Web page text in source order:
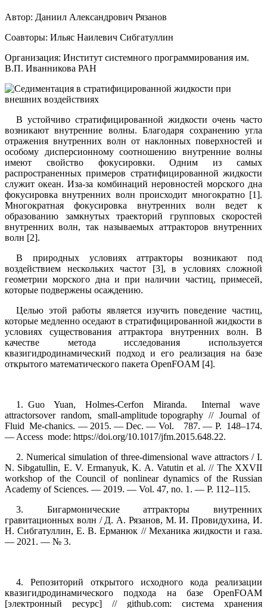
Автор: Даниил Александрович Рязанов
Соавторы: Ильяс Наилевич Сибгатуллин
Организация: Институт системного программирования им.
В.П. Иванникова РАН
В устойчиво стратифицированной жидкости очень часто
возникают внутренние волны. Благодаря сохранению угла
отражения внутренних волн от наклонных поверхностей и
особому дисперсионному соотношению внутренние волны
имеют свойство фокусировки. Одним из самых
распространенных примеров стратифицированной жидкости
служит океан. Иза-за комбинаций неровностей морского дна
фокусировка внутренних волн происходит многократно [1].
Многократная фокусировка внутренних волн ведет к
образованию замкнутых траекторий групповых скоростей
внутренних волн, так называемых аттракторов внутренних
волн [2].
В природных условиях аттракторы возникают под
воздействием нескольких частот [3], в условиях сложной
геометрии морского дна и при наличии частиц, примесей,
которые подвержены осаждению.
Целью этой работы является изучить поведение частиц,
которые медленно оседают в стратифицированной жидкости в
условиях существования аттрактора внутренних волн. В
качестве метода исследования используется
квазигидродинамический подход и его реализация на базе
открытого математического пакета OpenFOAM [4].
1. Guo Yuan, Holmes-Cerfon Miranda. Internal wave
attractorsover random, small-amplitude topography // Journal of
Fluid Me-chanics. –– 2015. –– Dec. –– Vol. 787. –– P. 148–174.
–– Access mode: https://doi.org/10.1017/jfm.2015.648.22.
2. Numerical simulation of three-dimensional wave attractors / I.
N. Sibgatullin, E. V. Ermanyuk, K. A. Vatutin et al. // The XXVII
workshop of the Council of nonlinear dynamics of the Russian
Academy of Sciences. — 2019. — Vol. 47, no. 1. — P. 112–115.
3. Бигармонические аттракторы внутренних
гравитационных волн / Д. А. Рязанов, М. И. Провидухина, И.
Н. Сибгатуллин, Е. В. Ерманюк // Механика жидкости и газа.
— 2021. — № 3.
4. Репозиторий открытого исходного кода реализации
квазигидродинамического подхода на базе OpenFOAM
[электронный ресурс] // github.com: система хранения